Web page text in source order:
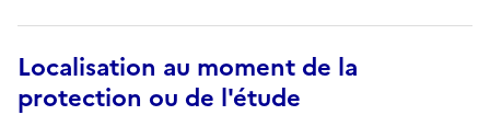
Localisation au moment de la
protection ou de l'étude